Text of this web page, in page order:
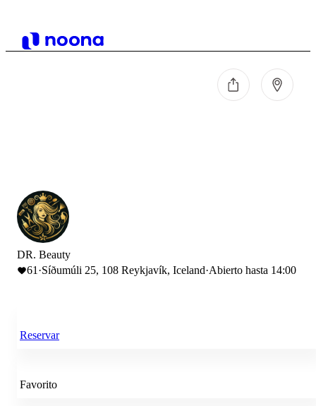
DR. Beauty
61 ·Síðumúli 25, 108 Reykjavík, Iceland·Abierto hasta 14:00
Reservar
Favorito